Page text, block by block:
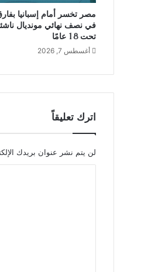
مصر تخسر أمام إسبانيا
في نصف نهائي مونديال
تحت 18 عامًا
أغسطس 7, 2026
اترك تعليقاً
لن يتم نشر عنوان بريدك